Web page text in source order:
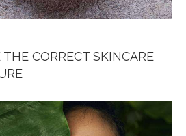
CORRECT SKINCARE